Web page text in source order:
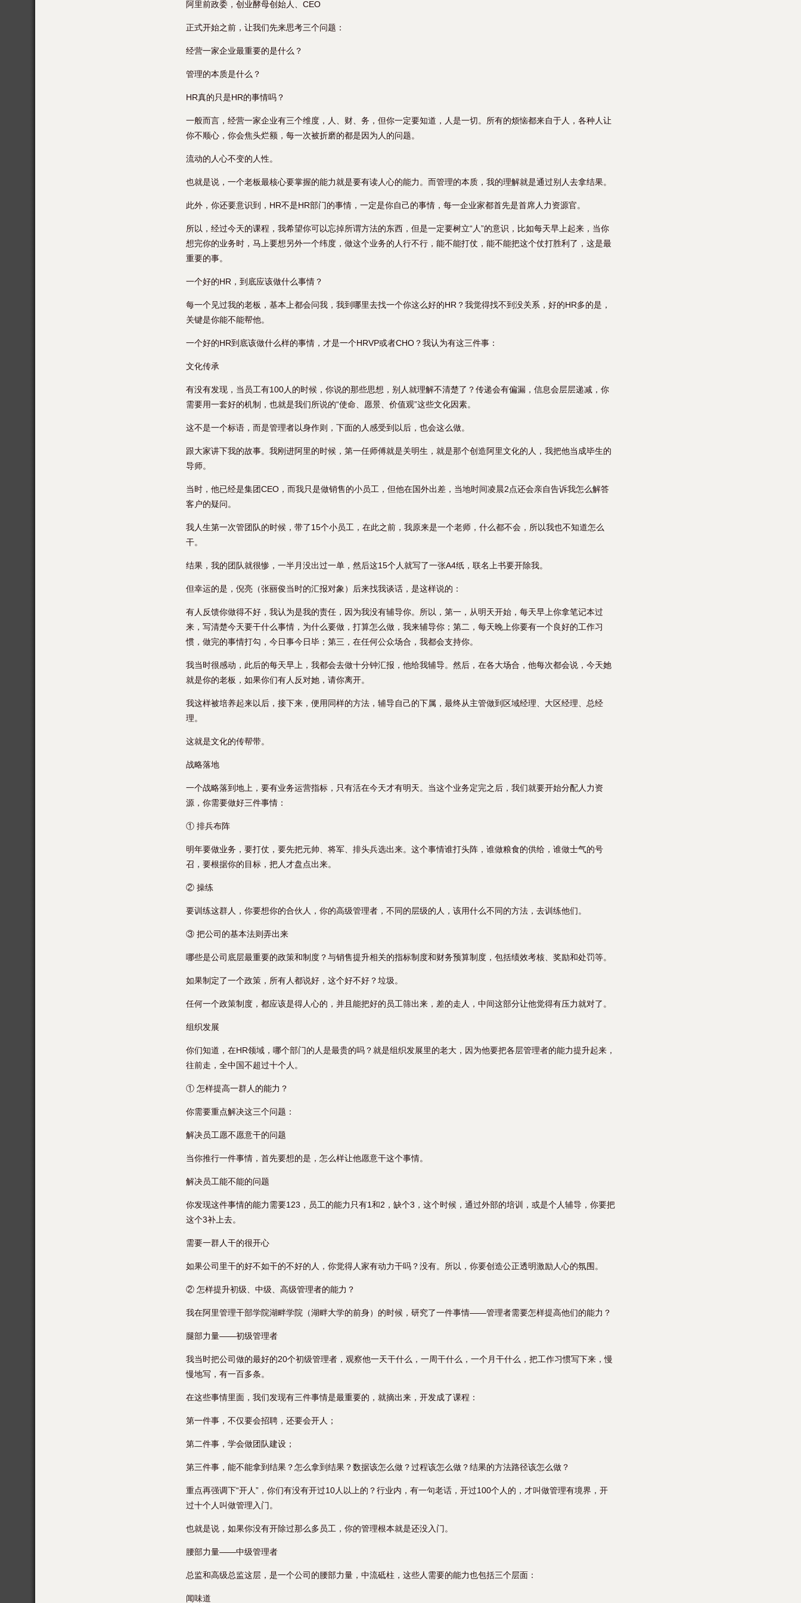
阿里前政委，创业酵母创始人、CEO
正式开始之前，让我们先来思考三个问题：
经营一家企业最重要的是什么？
管理的本质是什么？
HR真的只是HR的事情吗？
一般而言，经营一家企业有三个维度，人、财、务，但你一定要知道，人是一切。所有的烦恼都来自于人，各种人让
你不顺心，你会焦头烂额，每一次被折磨的都是因为人的问题。
流动的人心不变的人性。
也就是说，一个老板最核心要掌握的能力就是要有读人心的能力。而管理的本质，我的理解就是通过别人去拿结果。
此外，你还要意识到，HR不是HR部门的事情，一定是你自己的事情，每一企业家都首先是首席人力资源官。
所以，经过今天的课程，我希望你可以忘掉所谓方法的东西，但是一定要树立“人”的意识，比如每天早上起来，当你
想完你的业务时，马上要想另外一个纬度，做这个业务的人行不行，能不能打仗，能不能把这个仗打胜利了，这是最
重要的事。
一个好的HR，到底应该做什么事情？
每一个见过我的老板，基本上都会问我，我到哪里去找一个你这么好的HR？我觉得找不到没关系，好的HR多的是，
关键是你能不能帮他。
一个好的HR到底该做什么样的事情，才是一个HRVP或者CHO？我认为有这三件事：
文化传承
有没有发现，当员工有100人的时候，你说的那些思想，别人就理解不清楚了？传递会有偏漏，信息会层层递减，你
需要用一套好的机制，也就是我们所说的“使命、愿景、价值观”这些文化因素。
这不是一个标语，而是管理者以身作则，下面的人感受到以后，也会这么做。
跟大家讲下我的故事。我刚进阿里的时候，第一任师傅就是关明生，就是那个创造阿里文化的人，我把他当成毕生的
导师。
当时，他已经是集团CEO，而我只是做销售的小员工，但他在国外出差，当地时间凌晨2点还会亲自告诉我怎么解答
客户的疑问。
我人生第一次管团队的时候，带了15个小员工，在此之前，我原来是一个老师，什么都不会，所以我也不知道怎么
干。
结果，我的团队就很惨，一半月没出过一单，然后这15个人就写了一张A4纸，联名上书要开除我。
但幸运的是，倪亮（张丽俊当时的汇报对象）后来找我谈话，是这样说的：
有人反馈你做得不好，我认为是我的责任，因为我没有辅导你。所以，第一，从明天开始，每天早上你拿笔记本过
来，写清楚今天要干什么事情，为什么要做，打算怎么做，我来辅导你；第二，每天晚上你要有一个良好的工作习
惯，做完的事情打勾，今日事今日毕；第三，在任何公众场合，我都会支持你。
我当时很感动，此后的每天早上，我都会去做十分钟汇报，他给我辅导。然后，在各大场合，他每次都会说，今天她
就是你的老板，如果你们有人反对她，请你离开。
我这样被培养起来以后，接下来，便用同样的方法，辅导自己的下属，最终从主管做到区域经理、大区经理、总经
理。
这就是文化的传帮带。
战略落地
一个战略落到地上，要有业务运营指标，只有活在今天才有明天。当这个业务定完之后，我们就要开始分配人力资
源，你需要做好三件事情：
① 排兵布阵
明年要做业务，要打仗，要先把元帅、将军、排头兵选出来。这个事情谁打头阵，谁做粮食的供给，谁做士气的号
召，要根据你的目标，把人才盘点出来。
② 操练
要训练这群人，你要想你的合伙人，你的高级管理者，不同的层级的人，该用什么不同的方法，去训练他们。
③ 把公司的基本法则弄出来
哪些是公司底层最重要的政策和制度？与销售提升相关的指标制度和财务预算制度，包括绩效考核、奖励和处罚等。
如果制定了一个政策，所有人都说好，这个好不好？垃圾。
任何一个政策制度，都应该是得人心的，并且能把好的员工筛出来，差的走人，中间这部分让他觉得有压力就对了。
组织发展
你们知道，在HR领域，哪个部门的人是最贵的吗？就是组织发展里的老大，因为他要把各层管理者的能力提升起来，
往前走，全中国不超过十个人。
① 怎样提高一群人的能力？
你需要重点解决这三个问题：
解决员工愿不愿意干的问题
当你推行一件事情，首先要想的是，怎么样让他愿意干这个事情。
解决员工能不能的问题
你发现这件事情的能力需要123，员工的能力只有1和2，缺个3，这个时候，通过外部的培训，或是个人辅导，你要把
这个3补上去。
需要一群人干的很开心
如果公司里干的好不如干的不好的人，你觉得人家有动力干吗？没有。所以，你要创造公正透明激励人心的氛围。
② 怎样提升初级、中级、高级管理者的能力？
我在阿里管理干部学院湖畔学院（湖畔大学的前身）的时候，研究了一件事情——管理者需要怎样提高他们的能力？
腿部力量——初级管理者
我当时把公司做的最好的20个初级管理者，观察他一天干什么，一周干什么，一个月干什么，把工作习惯写下来，慢
慢地写，有一百多条。
在这些事情里面，我们发现有三件事情是最重要的，就摘出来，开发成了课程：
第一件事，不仅要会招聘，还要会开人；
第二件事，学会做团队建设；
第三件事，能不能拿到结果？怎么拿到结果？数据该怎么做？过程该怎么做？结果的方法路径该怎么做？
重点再强调下“开人”，你们有没有开过10人以上的？行业内，有一句老话，开过100个人的，才叫做管理有境界，开
过十个人叫做管理入门。
也就是说，如果你没有开除过那么多员工，你的管理根本就是还没入门。
腰部力量——中级管理者
总监和高级总监这层，是一个公司的腰部力量，中流砥柱，这些人需要的能力也包括三个层面：
闻味道